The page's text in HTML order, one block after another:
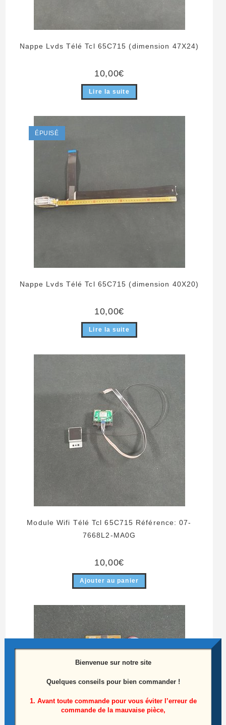
Nappe Lvds Télé Tcl 65C715 (dimension 47X24)
10,00€
Lire la suite
ÉPUISÉ
Nappe Lvds Télé Tcl 65C715 (dimension 40X20)
10,00€
Lire la suite
Module Wifi Télé Tcl 65C715 Référence: 07-
7668L2-MA0G
10,00€
Ajouter au panier
Bienvenue sur notre site
Quelques conseils pour bien commander !
1. Avant toute commande pour vous éviter l’erreur de
commande de la mauvaise pièce,